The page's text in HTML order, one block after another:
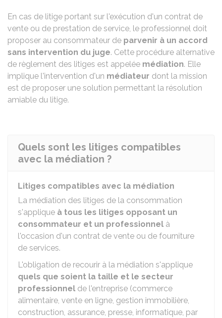
En cas de litige portant sur l'exécution d'un contrat de
vente ou de prestation de service, le professionnel doit
proposer au consommateur de parvenir à un accord
sans intervention du juge. Cette procédure alternative
de règlement des litiges est appelée médiation. Elle
implique l'intervention d'un médiateur dont la mission
est de proposer une solution permettant la résolution
amiable du litige.
Quels sont les litiges compatibles
avec la médiation ?
Litiges compatibles avec la médiation
La médiation des litiges de la consommation
s'applique à tous les litiges opposant un
consommateur et un professionnel à
l'occasion d'un contrat de vente ou de fourniture
de services.
L'obligation de recourir à la médiation s'applique
quels que soient la taille et le secteur
professionnel de l'entreprise (commerce
alimentaire, vente en ligne, gestion immobilière,
construction, assurance, presse, informatique, par